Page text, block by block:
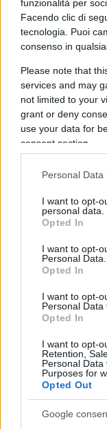
funzionalità per
Facendo clic di
tecnologia. Puoi
consenso in
Please note that
services and may
not limited to your
grant or deny
use your data for
consent section.
Personal
I want to opt-
personal data.
Opted In
I want to opt-
Personal Data.
Opted In
I want to opt-
Personal Data
Opted In
I want to opt-
Retention,
Personal
Purposes for
Opted Out
Google
la lama. A quel
reagito
sputando
loro cinturoni .
unapistola
dei carabinieri,
colluttazione ha
lo ha morso
una lunga
ammanettato.
di turno
Paolo
fermato con le
pubblico
minacce nei
In
sulle
Sia il
sono stati
militare è stato
prognosi di
ginocchio e per